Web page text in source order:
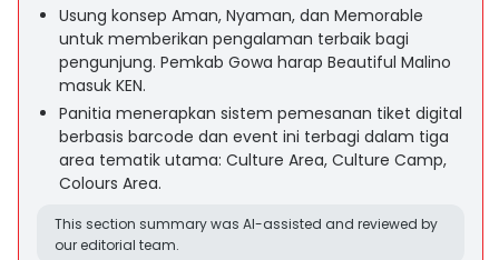
Usung konsep Aman, Nyaman, dan Memorable
untuk memberikan pengalaman terbaik bagi
pengunjung. Pemkab Gowa harap Beautiful Malino
masuk KEN.
Panitia menerapkan sistem pemesanan tiket digital
berbasis barcode dan event ini terbagi dalam tiga
area tematik utama: Culture Area, Culture Camp,
Colours Area.
This section summary was AI-assisted and reviewed by
our editorial team.